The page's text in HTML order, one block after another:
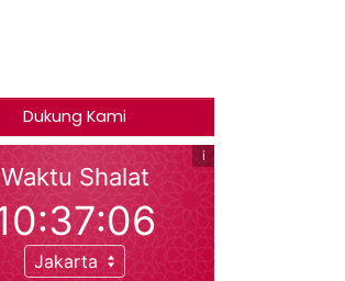
Dukung Kami